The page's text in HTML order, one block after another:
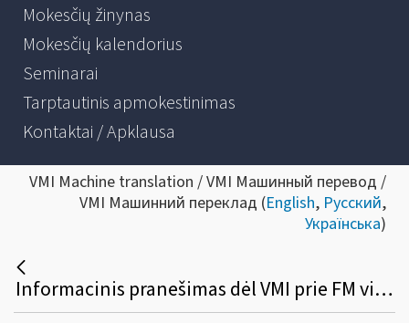
Mokesčių žinynas
Mokesčių kalendorius
Seminarai
Tarptautinis apmokestinimas
Kontaktai / Apklausa
VMI Machine translation / VMI Машинный перевод /
VMI Машинний переклад (English, Русский,
Українська)
Informacinis pranešimas dėl VMI prie FM viršininko 2023 m. rugpjūčio 10 d. įsakymo Nr. VA-56 „Dėl VMI prie FM viršininko 2022 m. gruodžio 23 d. įsakymo Nr. VA-95 „Dėl informacijos apie platformose vykdomas veiklas teikimo VMI taisyklių patvirtinimo“ pakeitimo“